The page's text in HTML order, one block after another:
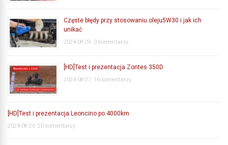
Częste błędy przy stosowaniu oleju5W30 i jak ich
unikać
2024-08-29 3 komentarzy
[HD]Test i prezentacja Zontes 350D
2024-08-27 16 komentarzy
[HD]Test i prezentacja Leoncino po 4000km
2024-08-20 20 komentarzy